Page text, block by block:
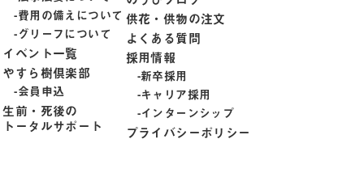
費用の備えについて
グリーフについて
イベント一覧
やすら樹倶楽部
会員申込
生前・死後の
トータルサポート
供花・供物の注文
よくある質問
採用情報
新卒採用
キャリア採用
インターンシップ
プライバシーポリシー